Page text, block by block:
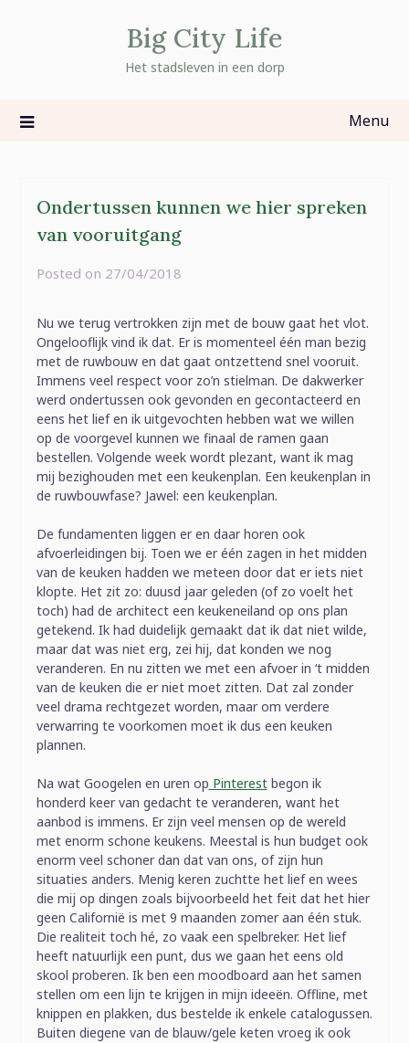
Big City Life
Het stadsleven in een dorp
Menu
Ondertussen kunnen we hier spreken
van vooruitgang
Posted on 27/04/2018
Nu we terug vertrokken zijn met de bouw gaat het vlot.
Ongelooflijk vind ik dat. Er is momenteel één man bezig
met de ruwbouw en dat gaat ontzettend snel vooruit.
Immens veel respect voor zo’n stielman. De dakwerker
werd ondertussen ook gevonden en gecontacteerd en
eens het lief en ik uitgevochten hebben wat we willen
op de voorgevel kunnen we finaal de ramen gaan
bestellen. Volgende week wordt plezant, want ik mag
mij bezighouden met een keukenplan. Een keukenplan in
de ruwbouwfase? Jawel: een keukenplan.
De fundamenten liggen er en daar horen ook
afvoerleidingen bij. Toen we er één zagen in het midden
van de keuken hadden we meteen door dat er iets niet
klopte. Het zit zo: duusd jaar geleden (of zo voelt het
toch) had de architect een keukeneiland op ons plan
getekend. Ik had duidelijk gemaakt dat ik dat niet wilde,
maar dat was niet erg, zei hij, dat konden we nog
veranderen. En nu zitten we met een afvoer in ‘t midden
van de keuken die er niet moet zitten. Dat zal zonder
veel drama rechtgezet worden, maar om verdere
verwarring te voorkomen moet ik dus een keuken
plannen.
Na wat Googelen en uren op Pinterestbegon ik
honderd keer van gedacht te veranderen, want het
aanbod is immens. Er zijn veel mensen op de wereld
met enorm schone keukens. Meestal is hun budget ook
enorm veel schoner dan dat van ons, of zijn hun
situaties anders. Menig keren zuchtte het lief en wees
die mij op dingen zoals bijvoorbeeld het feit dat het hier
geen Californië is met 9 maanden zomer aan één stuk.
Die realiteit toch hé, zo vaak een spelbreker. Het lief
heeft natuurlijk een punt, dus we gaan het eens old
skool proberen. Ik ben een moodboard aan het samen
stellen om een lijn te krijgen in mijn ideeën. Offline, met
knippen en plakken, dus bestelde ik enkele catalogussen.
Buiten diegene van de blauw/gele keten vroeg ik ook